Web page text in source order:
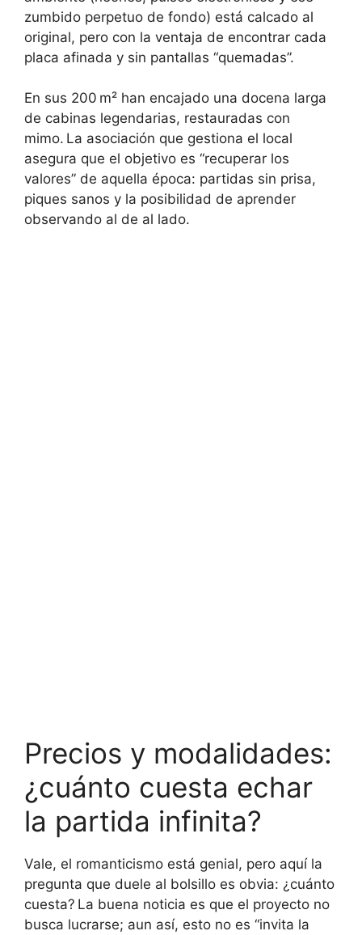
zumbido perpetuo de fondo) está calcado al
original, pero con la ventaja de encontrar cada
placa afinada y sin pantallas “quemadas”.
En sus 200 m² han encajado una docena larga
de cabinas legendarias, restauradas con
mimo. La asociación que gestiona el local
asegura que el objetivo es “recuperar los
valores” de aquella época: partidas sin prisa,
piques sanos y la posibilidad de aprender
observando al de al lado.
Precios y modalidades:
¿cuánto cuesta echar
la partida infinita?
Vale, el romanticismo está genial, pero aquí la
pregunta que duele al bolsillo es obvia: ¿cuánto
cuesta? La buena noticia es que el proyecto no
busca lucrarse; aun así, esto no es “invita la